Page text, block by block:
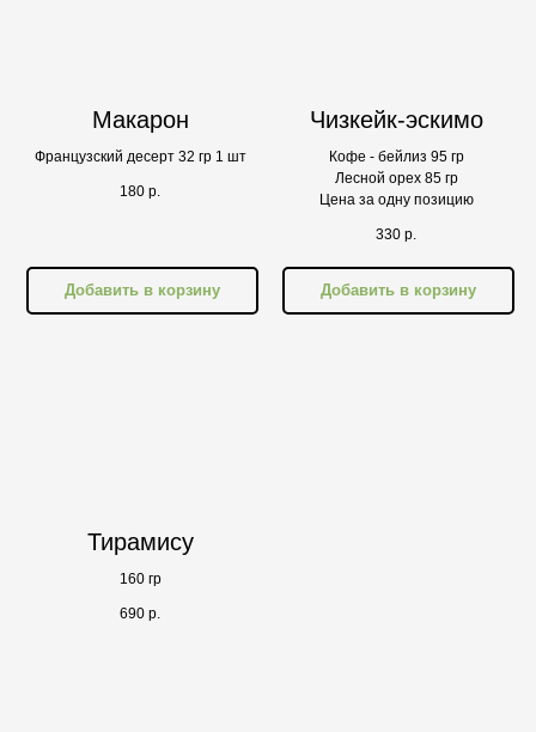
Макарон
Французский десерт 32 гр 1 шт
180 р.
Добавить в корзину
Чизкейк-эскимо
Кофе - бейлиз 95 гр
Лесной орех 85 гр
Цена за одну позицию
330 р.
Добавить в корзину
Тирамису
160 гр
690 р.